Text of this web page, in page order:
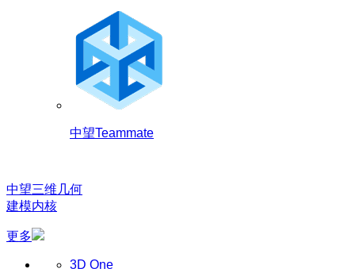
中望Teammate
中望三维几何
建模内核
更多
3D One